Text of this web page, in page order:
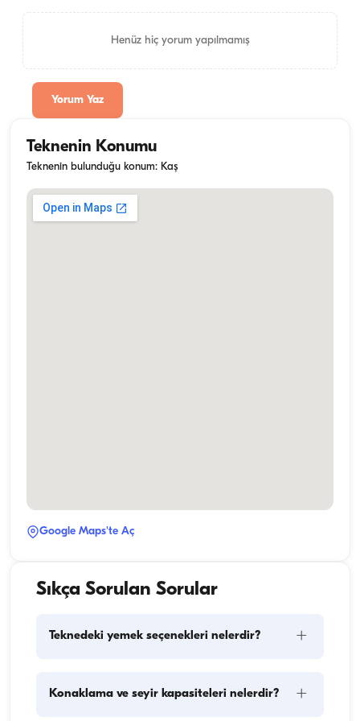
Henüz hiç yorum yapılmamış
Yorum Yaz
Teknenin Konumu
Teknenin bulunduğu konum: Kaş
Google Maps'te Aç
Sıkça Sorulan Sorular
Teknedeki yemek seçenekleri nelerdir? +
kumanya alışverişi ve yemek hazırlığı. Kumanya
Konaklama ve seyir kapasiteleri nelerdir? +